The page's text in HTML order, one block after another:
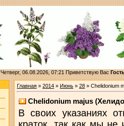
Четверг, 06.08.2026, 07:21Приветствую Вас
Главная» 2014 » Июнь » 28» Chelidonium
Chelidonium majus
В своих указаниях